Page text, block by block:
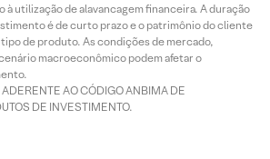
à utilização de alavancagem financeira. A duração
é de curto prazo e o patrimônio do cliente
de produto. As condições de mercado,
macroeconômico podem afetar o
AO CÓDIGO ANBIMA DE
DE INVESTIMENTO.